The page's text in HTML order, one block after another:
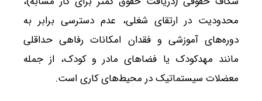
محدودیت در ارتقای شغلی، عدم دسترسی برابر به
دوره‌های آموزشی و فقدان امکانات رفاهی حداقلی
مانند مهدکودک یا فضاهای مادر و کودک، از جمله
معضلات سیستماتیک در محیط‌های کاری است.